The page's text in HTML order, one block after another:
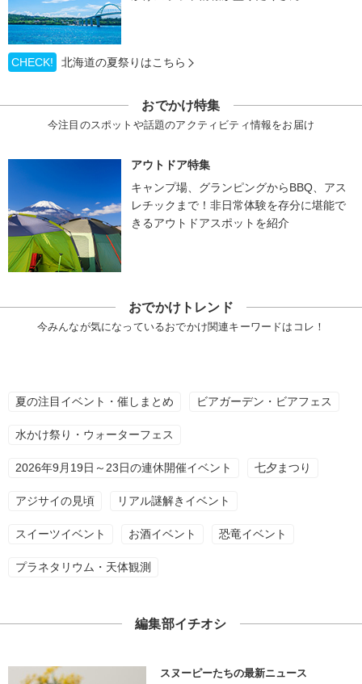
CHECK! 北海道の夏祭りはこちら
おでかけ特集
今注目のスポットや話題のアクティビティ情報をお届け
アウトドア特集
キャンプ場、グランピングからBBQ、アス
レチックまで！非日常体験を存分に堪能で
きるアウトドアスポットを紹介
おでかけトレンド
今みんなが気になっているおでかけ関連キーワードはコレ！
夏の注目イベント・催しまとめ ビアガーデン・ビアフェス
水かけ祭り・ウォーターフェス
2026年9月19日～23日の連休開催イベント 七夕まつり
アジサイの見頃 リアル謎解きイベント
スイーツイベント お酒イベント 恐竜イベント
プラネタリウム・天体観測
編集部イチオシ
スヌーピーたちの最新ニュース